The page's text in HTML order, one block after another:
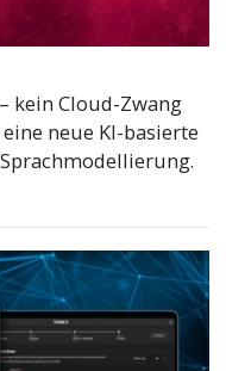
kein Cloud-Zwang
neue KI-basierte